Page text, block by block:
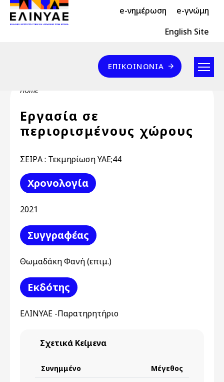
Skip to main content
Header Top 2 e-νημέρωση e-γνώμη
Header Top English Site
Επικοινωνία
ΕΠΙΚΟΙΝΩΝΊΑ
Breadcrumb
Home
Εργασία σε
περιορισμένους χώρους
ΣΕΙΡΑ : Τεκμηρίωση ΥΑΕ;44
Χρονολογία
2021
Συγγραφέας
Θωμαδάκη Φανή (επιμ.)
Εκδότης
ΕΛΙΝΥΑΕ -Παρατηρητήριο
Σχετικά Κείμενα
Συνημμένο Μέγεθος